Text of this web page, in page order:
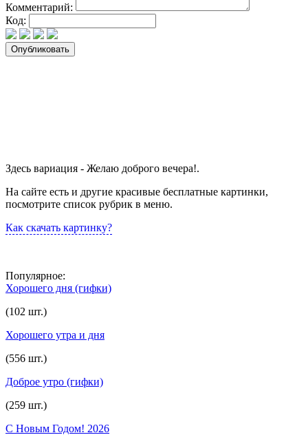
Комментарий:
Код:
Здесь вариация - Желаю доброго вечера!.
На сайте есть и другие красивые бесплатные картинки,
посмотрите список рубрик в меню.
Как скачать картинку?
Популярное:
Хорошего дня (гифки)
(102 шт.)
Хорошего утра и дня
(556 шт.)
Доброе утро (гифки)
(259 шт.)
С Новым Годом! 2026